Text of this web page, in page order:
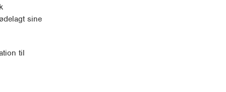
sine
til